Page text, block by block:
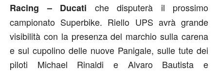
Racing – Ducati che disputerà il prossimo
campionato Superbike. Riello UPS avrà grande
visibilità con la presenza del marchio sulla carena
e sul cupolino delle nuove Panigale, sulle tute dei
piloti Michael Rinaldi e Alvaro Bautista e